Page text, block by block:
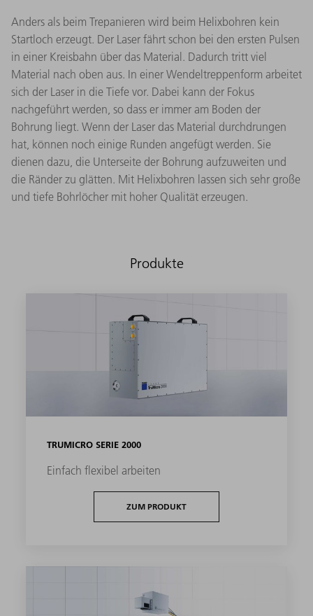
Anders als beim Trepanieren wird beim Helixbohren kein
Startloch erzeugt. Der Laser fährt schon bei den ersten Pulsen
in einer Kreisbahn über das Material. Dadurch tritt viel
Material nach oben aus. In einer Wendeltreppenform arbeitet
sich der Laser in die Tiefe vor. Dabei kann der Fokus
nachgeführt werden, so dass er immer am Boden der
Bohrung liegt. Wenn der Laser das Material durchdrungen
hat, können noch einige Runden angefügt werden. Sie
dienen dazu, die Unterseite der Bohrung aufzuweiten und
die Ränder zu glätten. Mit Helixbohren lassen sich sehr große
und tiefe Bohrlöcher mit hoher Qualität erzeugen.
Produkte
TRUMICRO SERIE 2000
Einfach flexibel arbeiten
ZUM PRODUKT